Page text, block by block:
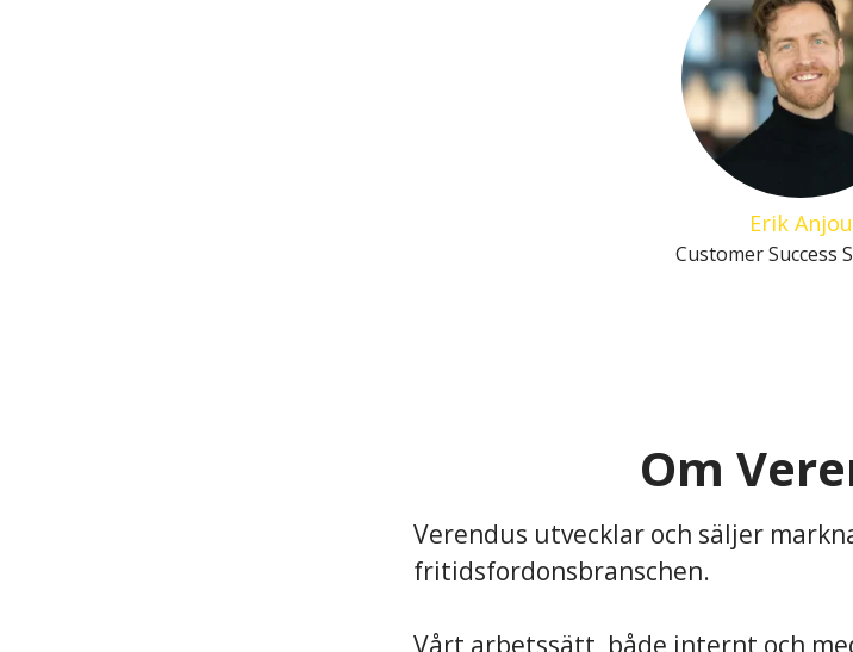
Erik Anjou
Customer Success
Om
Verendus utvecklar och säljer
fritidsfordonsbranschen.
Vårt arbetssätt, både internt och